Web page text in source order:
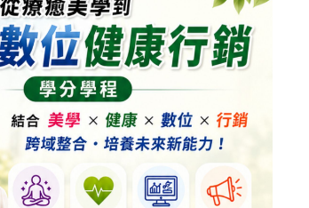
【狂賀】114學年度第2學期共計
11位同學考取「整合行銷管理